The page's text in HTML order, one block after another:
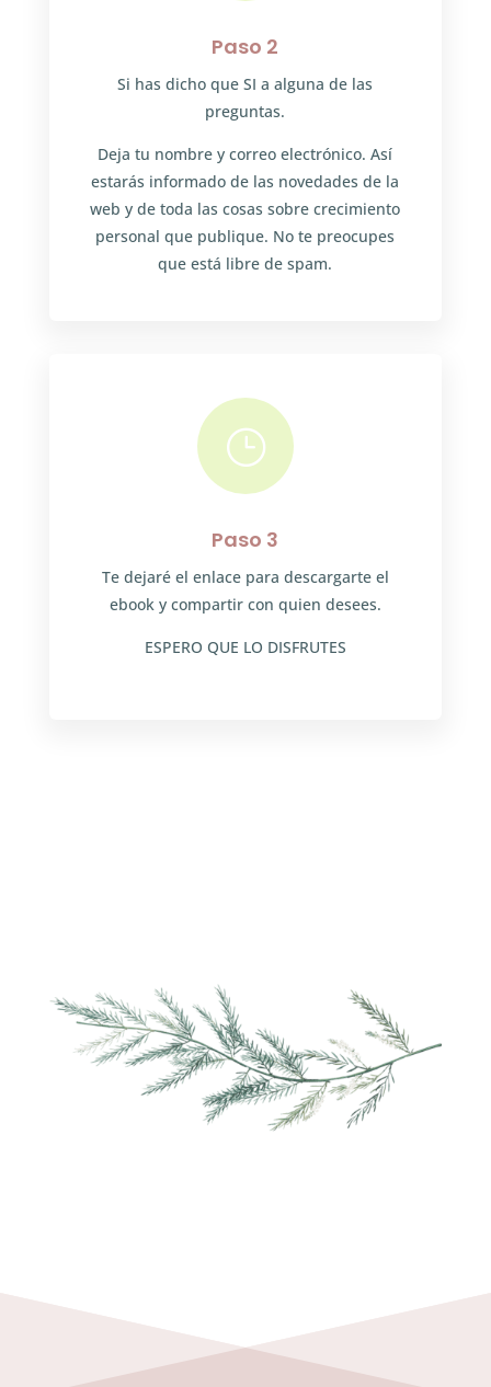
Paso 2
Si has dicho que SI a alguna de las
preguntas.
Deja tu nombre y correo electrónico. Así
estarás informado de las novedades de la
web y de toda las cosas sobre crecimiento
personal que publique. No te preocupes
que está libre de spam.
}
Paso 3
Te dejaré el enlace para descargarte el
ebook y compartir con quien desees.
ESPERO QUE LO DISFRUTES